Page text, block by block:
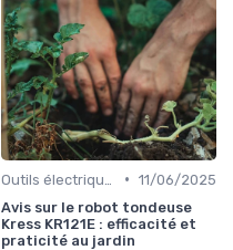
• 11/06/2025
Avis sur le robot tondeuse
Kress KR121E : efficacité et
praticité au jardin